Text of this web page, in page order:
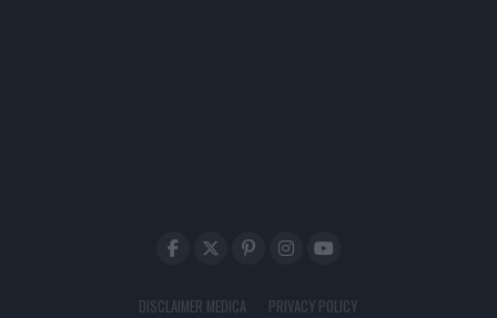
DISCLAIMER MEDICA PRIVACY POLICY